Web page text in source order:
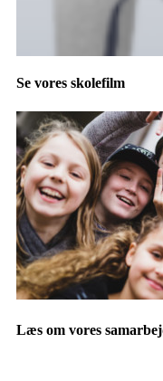
Se vores skolefilm
Læs om vores